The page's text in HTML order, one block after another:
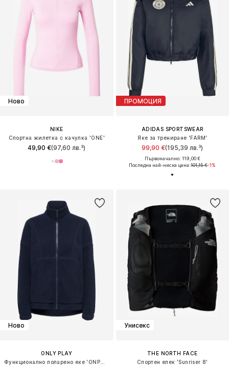
Ново
NIKE
Спортна жилетка с качулка 'ONE'
49,90 €(97,60 лв.³)
ПРОМОЦИЯ
ADIDAS SPORTSWEAR
Яке за трениране 'FARM'
99,90 €(195,39 лв.³)
Първоначално: 119,00 €
Последна най-ниска цена:101,15 €-1%
Ново
ONLY PLAY
Функционално поларено яке 'ONPMon'
Унисекс
THE NORTH FACE
Спортен елек 'Sunriser 8'